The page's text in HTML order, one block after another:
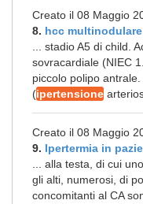
Creato il 08 Maggio
8. hcc
... stadio A5 di child.
sovracardiale (NIEC
piccolo polipo
(ipertensione
Creato il 08 Maggio
9. Ipertermia in
... alla testa, di cui
gli alti, numerosi, di
concomitanti al CA